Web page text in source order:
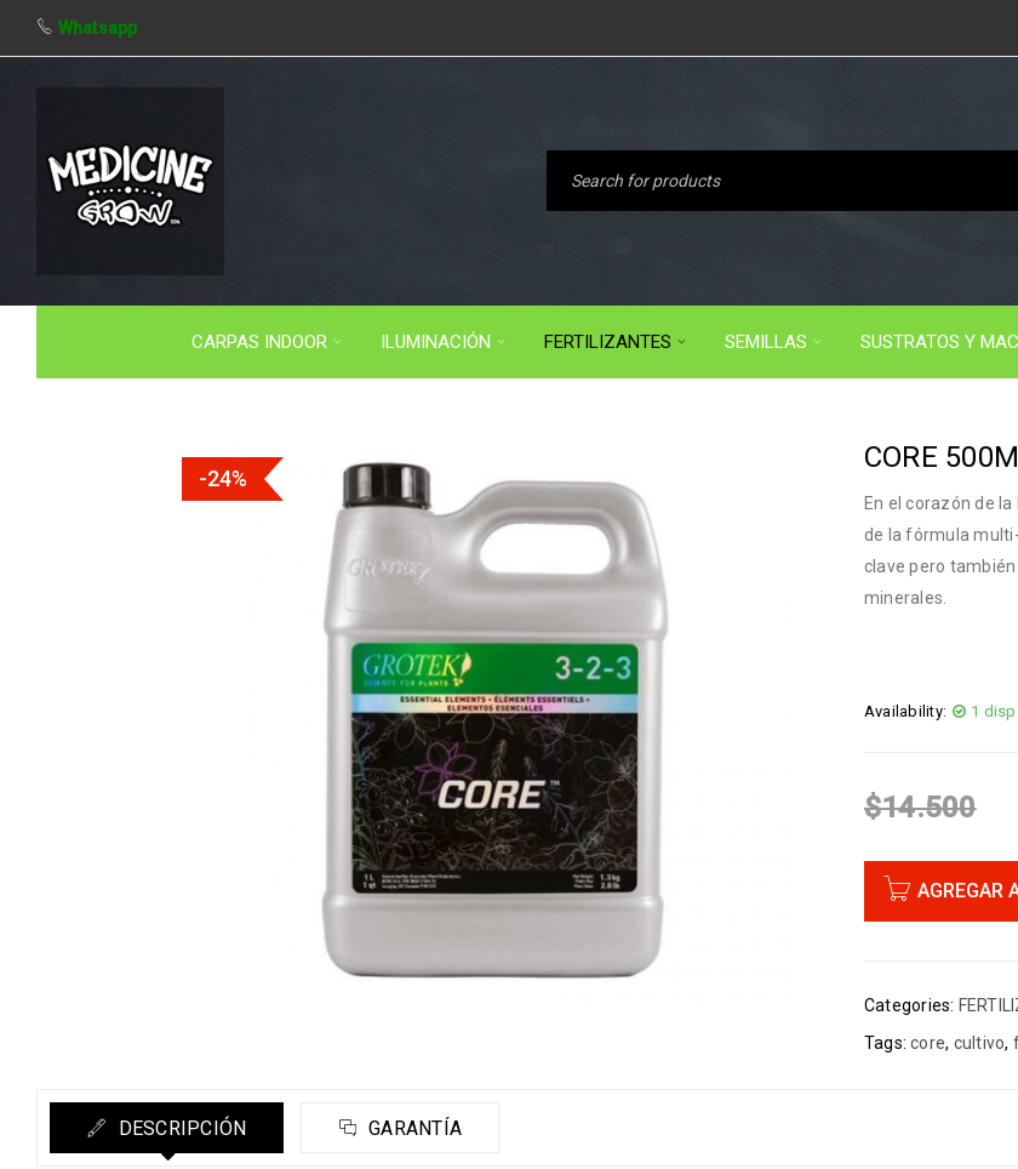
Whatsapp
CARPAS INDOOR ILUMINACIÓN FERTILIZANTES SEMILLAS SUSTRATOS Y
-24%
CORE
En el corazón de
de la fórmula
clave pero
minerales.
Availability: 1
$14.500
AGREGAR
Categories:
Tags: core, cultivo,
DESCRIPCIÓN GARANTÍA